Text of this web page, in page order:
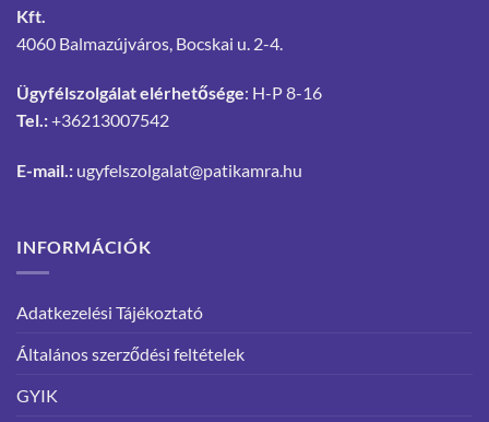
Kft.
4060 Balmazújváros, Bocskai u. 2-4.
Ügyfélszolgálat elérhetősége: H-P 8-16
Tel.:+36213007542
E-mail.: ugyfelszolgalat@patikamra.hu
INFORMÁCIÓK
Adatkezelési Tájékoztató
Általános szerződési feltételek
GYIK